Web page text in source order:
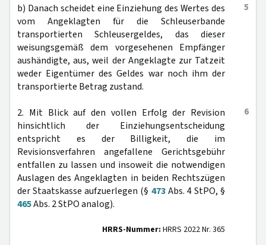
5
b) Danach scheidet eine Einziehung des Wertes des
vom Angeklagten für die Schleuserbande
transportierten Schleusergeldes, das dieser
weisungsgemäß dem vorgesehenen Empfänger
aushändigte, aus, weil der Angeklagte zur Tatzeit
weder Eigentümer des Geldes war noch ihm der
transportierte Betrag zustand.
6
2. Mit Blick auf den vollen Erfolg der Revision
hinsichtlich der Einziehungsentscheidung
entspricht es der Billigkeit, die im
Revisionsverfahren angefallene Gerichtsgebühr
entfallen zu lassen und insoweit die notwendigen
Auslagen des Angeklagten in beiden Rechtszügen
der Staatskasse aufzuerlegen (§ 473Abs. 4 StPO, §
465Abs. 2 StPO analog).
HRRS-Nummer: HRRS 2022 Nr. 365